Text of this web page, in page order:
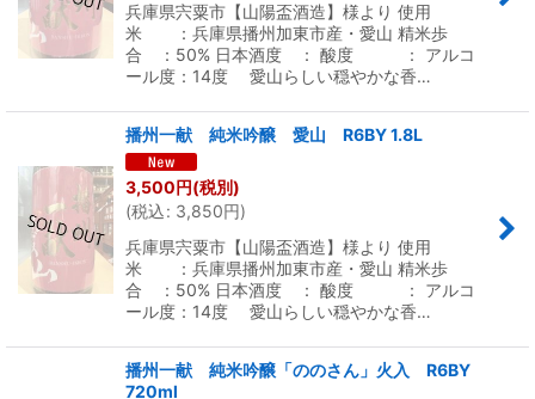
兵庫県宍粟市【山陽盃酒造】様より 使用
米 ：兵庫県播州加東市産・愛山 精米歩
合 ：50% 日本酒度 ： 酸度 ： アルコ
ール度：14度 愛山らしい穏やかな香…
播州一献 純米吟醸 愛山 R6BY 1.8L
3,500円(税別)
(税込: 3,850円)
兵庫県宍粟市【山陽盃酒造】様より 使用
米 ：兵庫県播州加東市産・愛山 精米歩
合 ：50% 日本酒度 ： 酸度 ： アルコ
ール度：14度 愛山らしい穏やかな香…
播州一献 純米吟醸「ののさん」火入 R6BY
720ml